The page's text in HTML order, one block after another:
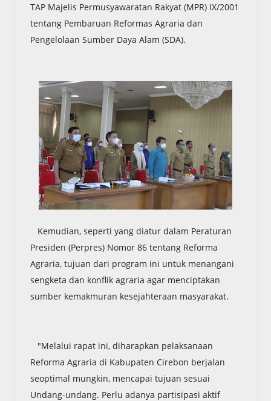
TAP Majelis Permusyawaratan Rakyat (MPR) IX/2001
tentang Pembaruan Reformas Agraria dan
Pengelolaan Sumber Daya Alam (SDA).
Kemudian, seperti yang diatur dalam Peraturan
Presiden (Perpres) Nomor 86 tentang Reforma
Agraria, tujuan dari program ini untuk menangani
sengketa dan konflik agraria agar menciptakan
sumber kemakmuran kesejahteraan masyarakat.
"Melalui rapat ini, diharapkan pelaksanaan
Reforma Agraria di Kabupaten Cirebon berjalan
seoptimal mungkin, mencapai tujuan sesuai
Undang-undang. Perlu adanya partisipasi aktif